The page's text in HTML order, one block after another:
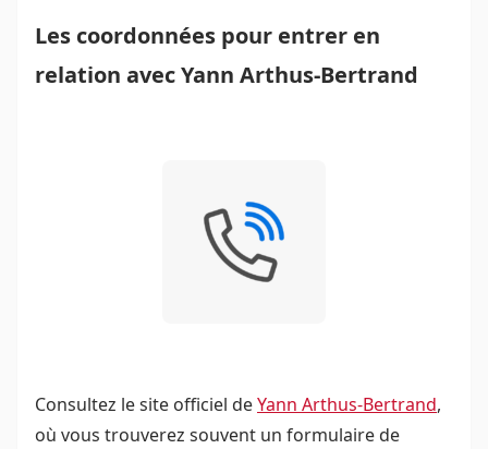
Les coordonnées pour entrer en
relation avec Yann Arthus-Bertrand
Consultez le site officiel deYann Arthus-Bertrand,
où vous trouverez souvent un formulaire de